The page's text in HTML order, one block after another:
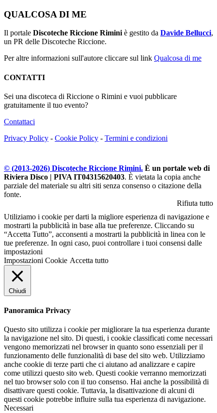
QUALCOSA DI ME
Il portale Discoteche Riccione Rimini è gestito da Davide Bellucci,
un PR delle Discoteche Riccione.
Per altre informazioni sull'autore cliccare sul link Qualcosa di me
CONTATTI
Sei una discoteca di Riccione o Rimini e vuoi pubblicare
gratuitamente il tuo evento?
Contattaci
Privacy Policy - Cookie Policy - Termini e condizioni
© (2013-2026) Discoteche Riccione Rimini. È un portale web di
Riviera Disco | PIVA IT04315620403. È vietata la copia anche
parziale del materiale su altri siti senza consenso o citazione della
fonte.
Rifiuta tutto
Utiliziamo i cookie per darti la migliore esperienza di navigazione e
mostrarti la pubblicità in base alla tue preferenze. Cliccando su
“Accetta Tutto”, acconsenti a mostrarti la pubblicità in linea con le
tue preferenze. In ogni caso, puoi controllare i tuoi consensi dalle
impostazioni
Impostazioni Cookie Accetta tutto
Chiudi
Panoramica Privacy
Questo sito utilizza i cookie per migliorare la tua esperienza durante
la navigazione nel sito. Di questi, i cookie classificati come necessari
vengono memorizzati nel browser in quanto sono essenziali per il
funzionamento delle funzionalità di base del sito web. Utilizziamo
anche cookie di terze parti che ci aiutano ad analizzare e capire
come utilizzi questo sito web. Questi cookie verranno memorizzati
nel tuo browser solo con il tuo consenso. Hai anche la possibilità di
disattivare questi cookie. Tuttavia, la disattivazione di alcuni di
questi cookie potrebbe influire sulla tua esperienza di navigazione.
Necessari